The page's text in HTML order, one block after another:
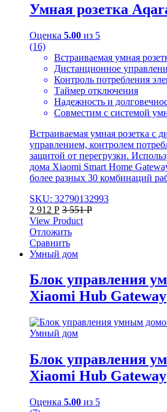
Умная розетка
Оценка 5.00 из 5
(16)
Встраиваемая умная
Дистанционное
Контроль потребления
Таймер отключения
Надежность и
Совместим с системой
Встраиваемая умная розетка с
управлением, контролем
защитой от перегрузки.
дома Xiaomi Smart Home
более разных 30 комбинаций
SKU: 32790132993
2 912 Р 3 551Р
View Product
Отложить
Сравнить
Умный дом
Блок управления
Xiaomi Hub Gateway
Умный дом
Блок управления
Xiaomi Hub Gateway
Оценка 5.00 из 5